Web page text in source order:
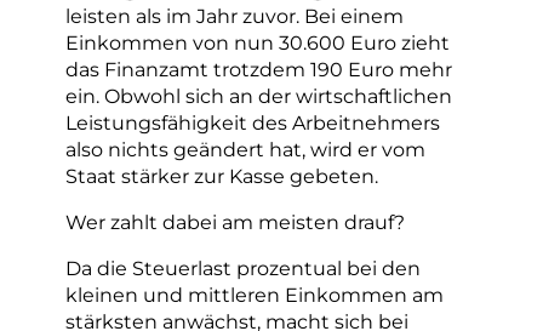
leisten als im Jahr zuvor. Bei einem
Einkommen von nun 30.600 Euro zieht
das Finanzamt trotzdem 190 Euro mehr
ein. Obwohl sich an der wirtschaftlichen
Leistungsfähigkeit des Arbeitnehmers
also nichts geändert hat, wird er vom
Staat stärker zur Kasse gebeten.
Wer zahlt dabei am meisten drauf?
Da die Steuerlast prozentual bei den
kleinen und mittleren Einkommen am
stärksten anwächst, macht sich bei